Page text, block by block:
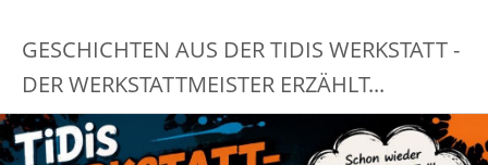
GESCHICHTEN AUS DER TIDIS WERKSTATT -
DER WERKSTATTMEISTER ERZÄHLT...